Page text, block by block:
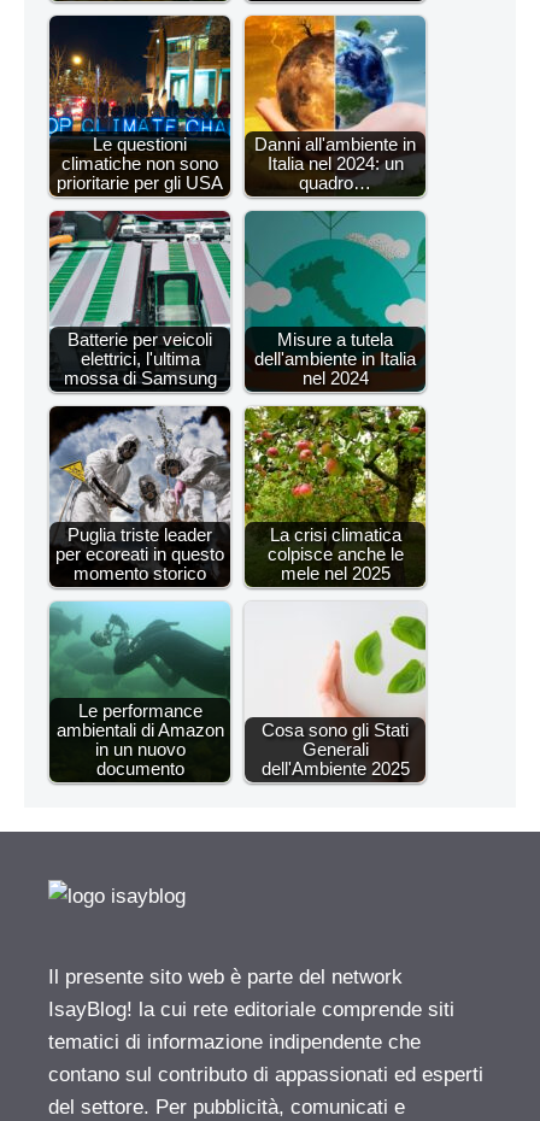
Le questioni
climatiche non sono
prioritarie per gli USA
Danni all'ambiente in
Italia nel 2024: un
quadro…
Batterie per veicoli
elettrici, l'ultima
mossa di Samsung
Misure a tutela
dell'ambiente in Italia
nel 2024
Puglia triste leader
per ecoreati in questo
momento storico
La crisi climatica
colpisce anche le
mele nel 2025
Le performance
ambientali di Amazon
in un nuovo
documento
Cosa sono gli Stati
Generali
dell'Ambiente 2025
Il presente sito web è parte del network
IsayBlog! la cui rete editoriale comprende siti
tematici di informazione indipendente che
contano sul contributo di appassionati ed esperti
del settore. Per pubblicità, comunicati e